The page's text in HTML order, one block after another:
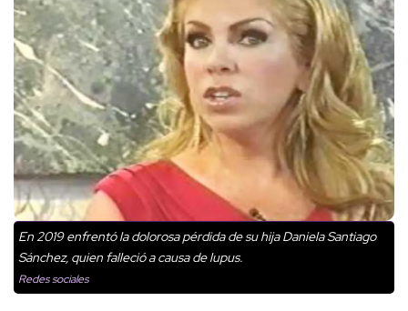
En 2019 enfrentó la dolorosa pérdida de su hija Daniela Santiago
Sánchez, quien falleció a causa de lupus.
Redes sociales